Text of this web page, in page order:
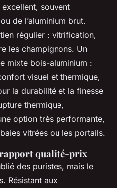
souvent
de l’aluminium brut.
régulier : vitrification,
les champignons. Un
mixte bois-aluminium :
visuel et thermique,
la durabilité et la finesse
thermique,
option très performante,
vitrées ou les portails.
rapport qualité-prix
des puristes, mais le
Résistant aux